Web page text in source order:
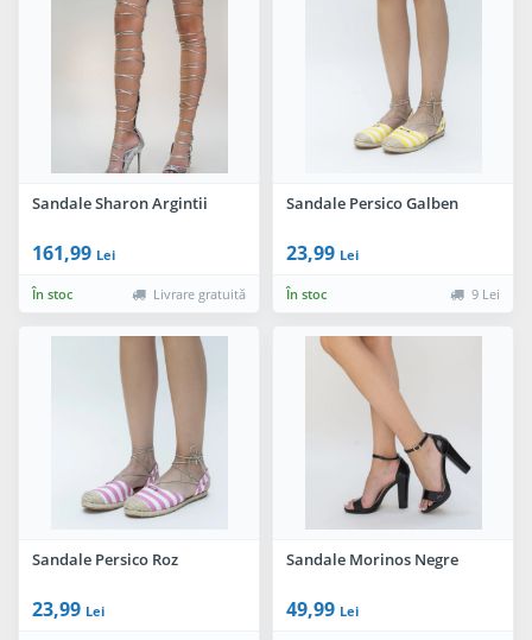
Sandale Sharon Argintii
161,99 Lei
În stoc Livrare gratuită
Sandale Persico Galben
23,99 Lei
În stoc 9 Lei
Sandale Persico Roz
23,99 Lei
Sandale Morinos Negre
49,99 Lei